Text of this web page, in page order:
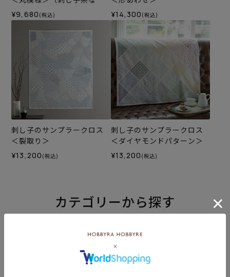
し）
¥9,680 (税込) ¥14,300 (税込)
刺し子のサンプラークロス
＜裂取り＞
¥13,200 (税込)
刺し子のサンプラークロス
＜ダイヤモンドパターン＞
¥13,200 (税込)
カテゴリーから探す